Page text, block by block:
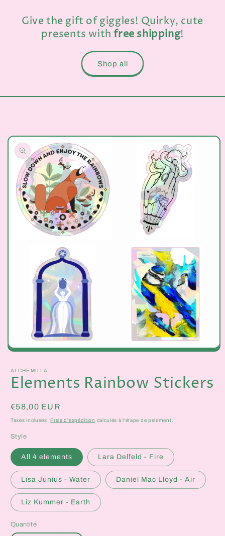
Give the gift of giggles! Quirky, cute
presents withfree shipping!
Shop all
Passer aux
informations
produits
Ouvrir
1
dans
une
modale
ALCHEMILLA
Elements Rainbow Stickers
Prix
habituel
€58,00 EUR
Taxes incluses.Frais d'expédition calculés à l'étape de paiement.
Style
All 4 elements Lara Delfeld - Fire
Lisa Junius - Water Daniel Mac Lloyd - Air
Liz Kummer - Earth
Quantité
Quantité